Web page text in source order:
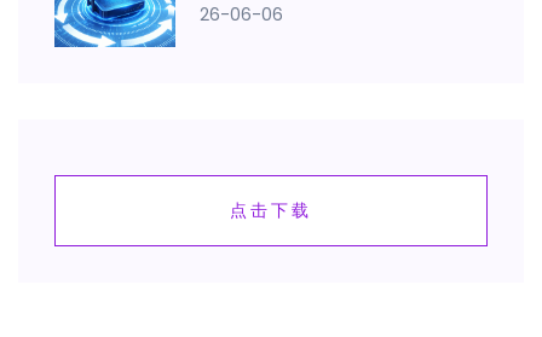
26-06-06
点击下载